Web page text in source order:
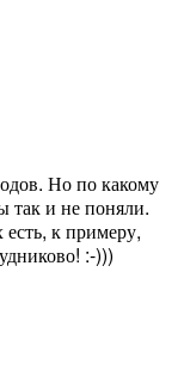
Но по какому
так и не поняли.
к примеру,
:-)))